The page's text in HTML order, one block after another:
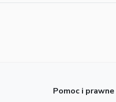
Pomoc i prawne